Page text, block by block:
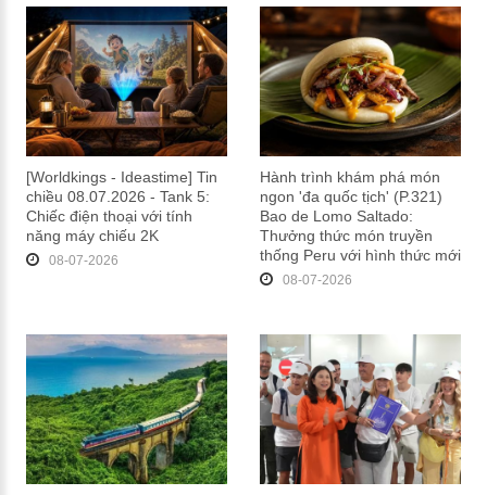
[Worldkings - Ideastime] Tin
chiều 08.07.2026 - Tank 5:
Chiếc điện thoại với tính
năng máy chiếu 2K
08-07-2026
Hành trình khám phá món
ngon 'đa quốc tịch' (P.321)
Bao de Lomo Saltado:
Thưởng thức món truyền
thống Peru với hình thức mới
08-07-2026